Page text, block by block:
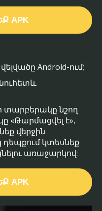
APK
Android-ում;
տարբերակը նշող
«Թարմացվել է»,
վերջին
կտեսնեք
առաջարկով:
APK